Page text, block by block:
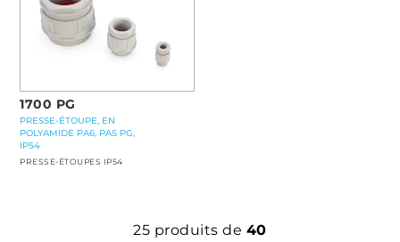
1700 PG
PRESSE-ÉTOUPE, EN
POLYAMIDE PA6, PAS PG,
IP54
PRESSE-ÉTOUPES IP54
25 produits de 40